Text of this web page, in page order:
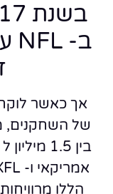
אך כאשר
של השחקנים,